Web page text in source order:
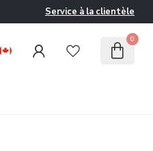
Service à la clientèle
0